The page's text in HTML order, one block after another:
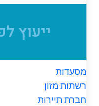
ייעוץ
מסעדות
רשתות מזון
חברת תיירות